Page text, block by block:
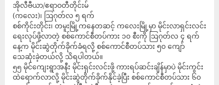
အိုလီဗီယာ/ဧရာဝတီတိုင်းမ်
(ကလေး)၊ ဩဂုတ်လ ၅ ရက်
စစ်ကိုင်းတိုင်း၊ တမူးမြို့ကနေတဆင့် ကလေးမြို့မှာ မိုင်းလာရှင်းလင်း
ရေးလုပ်ဖို့လာတဲ့ စစ်ကောင်စီတပ်ကား ၁၀ စီးကို ဩဂုတ်လ ၄ ရက်
နေ့က မိုင်းဆွဲတိုက်ခိုက်ခံရလို့ စစ်ကောင်စီတပ်သား ၅၀ ကျော်
သေဆုံးခဲ့တယ်လို့ သိရပါတယ်။
၅၅ မိုင်ကျေးရွာအနီး မိုင်းရှင်းလင်းဖို့ ကားရပ်ဆင်းချိန်မှာပဲ မိုင်းကွင်း
ထဲရောက်လာလို့ မိုင်းဆွဲတိုက်ခိုက်နိုင်ခဲ့ပြီး စစ်ကောင်စီတပ်သား ၆၀